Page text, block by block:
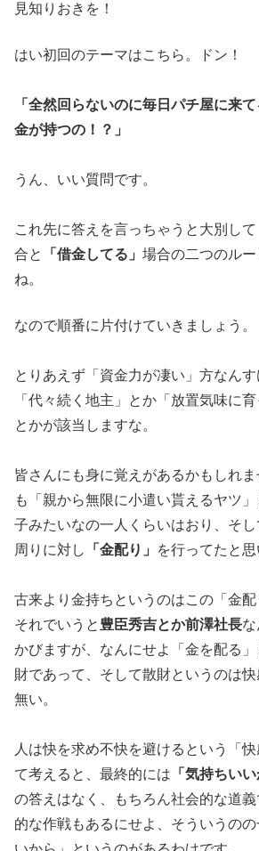
見知りおきを！
はい初回のテーマはこちら。ドン！
「全然回らないのに毎日パチ屋に来
金が持つの！？」
うん、いい質問です。
これ先に答えを言っちゃうと大別して
合と
「借金してる 」 場合の二つのル
ね。
なので順番に片付けていきましょう。
とりあえず「資金力が凄い」方なん
「代々続く地主」とか「放置気味に育
とかが該当しますな。
皆さんにも身に覚えがあるかもしれ
も「親から無限に小遣い貰えるヤツ
子みたいなの一人 くらいはおり、そ
周りに対し
「金配り」 を行ってたと思
古来より金持ちというのはこの「金配
それでい うと 豊臣秀吉とか前澤社長
かびますが、 なんにせよ「金を配る
財であって、そして散財というのは
無い。
人は快を求め不快を避けるという「
て考え ると、最終的には 「気持ちい
の答えはなく、もちろん社会的な道
的な作戦もあるにせよ、そ ういうの